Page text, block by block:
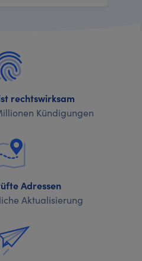
rechtswirksam
Kündigungen
Adressen
Aktualisierung